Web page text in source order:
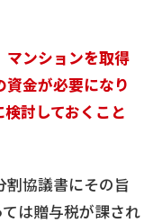
マンションを取得
金が必要になり
討しておくこと
割協議書にその旨
は贈与税が課され